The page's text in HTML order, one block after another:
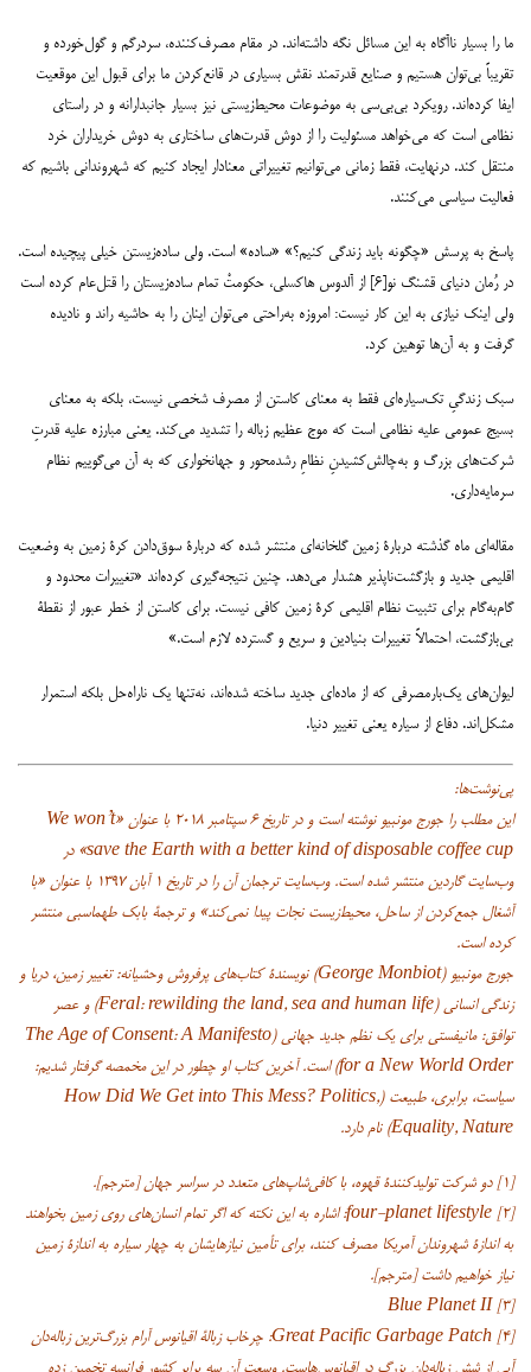
ما را بسیار ناآگاه به این مسائل نگه داشته‌‌‌اند. در مقام مصرف‌‌‌کننده، سردرگم و گول‌‌‌خورده و
تقریباً بی‌‌‌توان هستیم و صنایع قدرتمند نقش بسیاری در قانع‌‌‌کردن ما برای قبول این موقعیت
ایفا کرده‌‌‌اند. رویکرد بی‌‌‌بی‌‌‌سی به موضوعات محیط‌‌‌زیستی نیز بسیار جانبدارانه و در راستای
نظامی است که می‌‌‌خواهد مسئولیت را از دوش قدرت‌‌‌های ساختاری به دوش خریداران خرد
منتقل کند. درنهایت، فقط زمانی می‌‌‌توانیم تغییراتی معنادار ایجاد کنیم که شهروندانی باشیم که
فعالیت سیاسی می‌‌‌کنند.
پاسخ به پرسش «چگونه باید زندگی کنیم؟» «ساده» است. ولی ساده‌‌‌زیستن خیلی پیچیده است.
در رُمان دنیای قشنگ نو[۶] از آلدوس هاکسلی، حکومتْ تمام ساده‌‌‌زیستان را قتل‌‌‌عام کرده است
ولی اینک نیازی به این کار نیست: امروزه به‌‌‌راحتی می‌‌‌توان اینان را به حاشیه راند و نادیده
گرفت و به آن‌‌‌ها توهین کرد.
سبک زندگیِ تک‌‌‌سیاره‌‌‌ای فقط به معنای کاستن از مصرف شخصی نیست، بلکه به معنای
بسیج عمومی علیه نظامی است که موج عظیم زباله را تشدید می‌‌‌کند. یعنی مبارزه علیه قدرتِ
شرکت‌‌‌های بزرگ و به‌‌‌چالش‌‌‌کشیدنِ نظامِ رشدمحور و جهانخواری که به آن می‌‌‌گوییم نظام
سرمایه‌‌‌داری.
مقاله‌‌‌ای ماه گذشته دربارۀ زمین گلخانه‌‌‌ای منتشر شده که دربارۀ سوق‌‌‌دادن کرۀ زمین به وضعیت
اقلیمی جدید و بازگشت‌‌‌ناپذیر هشدار می‌‌‌دهد. چنین نتیجه‌‌‌گیری کرده‌‌‌اند «تغییرات محدود و
گام‌‌‌به‌‌‌گام برای تثبیت نظام اقلیمی کرۀ زمین کافی نیست. برای کاستن از خطر عبور از نقطۀ
بی‌‌‌بازگشت، احتمالاً تغییرات بنیادین و سریع و گسترده لازم است.»
لیوان‌‌‌های یک‌‌‌بار‌‌‌مصرفی که از ماده‌‌‌ای جدید ساخته شده‌‌‌اند، نه‌‌‌تنها یک ناراه‌‌‌حل بلکه استمرار
مشکل‌‌‌اند. دفاع از سیاره یعنی تغییر دنیا.
پی‌‌‌نوشت‌‌‌ها:
این مطلب را جورج مونبیو نوشته است و در تاریخ ۶ سپتامبر ۲۰۱۸ با عنوان «We won’t
save the Earth with a better kind of disposable coffee cup» در
وب‌‌‌سایت گاردین منتشر شده است. وب‌‌‌سایت ترجمان آن را در تاریخ ۱ آبان ۱۳۹۷ با عنوان «با
آشغال جمع‌کردن از ساحل، محیط‌‌‌‌زیست نجات پیدا نمی‌‌‌کند»‌‌‌ و ترجمۀ بابک طهماسبی منتشر
کرده است.
جورج مونبیو (George Monbiot) نویسندۀ کتاب‌‌‌های پرفروش وحشیانه: تغییر زمین، دریا و
زندگی انسانی (Feral: rewilding the land, sea and human life) و عصر
توافق: مانیفستی برای یک نظم جدید جهانی (The Age of Consent: A Manifesto
for a New World Order) است. آخرین کتاب او چطور در این مخمصه گرفتار شدیم:
سیاست، برابری، طبیعت (How Did We Get into This Mess? Politics,
Equality, Nature) نام دارد.
[۱] دو شرکت تولیدکنندۀ قهوه، با کافی‌شاپ‌های متعدد در سراسر جهان [مترجم].
[۲] four-planet lifestyle: اشاره به این نکته که اگر تمام انسان‌های روی زمین بخواهند
به اندازۀ شهروندان آمریکا مصرف کنند، برای تأمین نیازهایشان به چهار سیاره به اندازۀ زمین
نیاز خواهیم داشت [مترجم].
[۳] Blue Planet II
[۴] Great Pacific Garbage Patch: چرخاب زبالۀ اقیانوس آرام بزرگ‌ترین زباله‌دان
آبی از شش زباله‌دان بزرگ در اقیانوس‌هاست. وسعت آن سه برابر کشور فرانسه تخمین زده